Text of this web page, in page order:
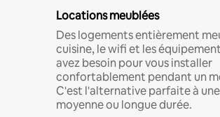
Locations meublées
Des logements entièrement
cuisine, le wifi et les
avez besoin pour vous installer
confortablement pendant un
C'est l'alternative parfaite à
moyenne ou longue durée.